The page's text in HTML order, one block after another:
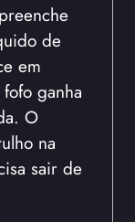
de
em
ganha
O
na
sair de